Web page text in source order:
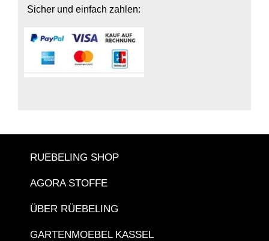
Sicher und einfach zahlen:
RUEBELING SHOP
AGORA STOFFE
ÜBER RÜEBELING
GARTENMOEBEL KASSEL